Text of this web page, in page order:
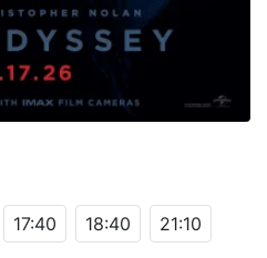
17:40 18:40 21:10